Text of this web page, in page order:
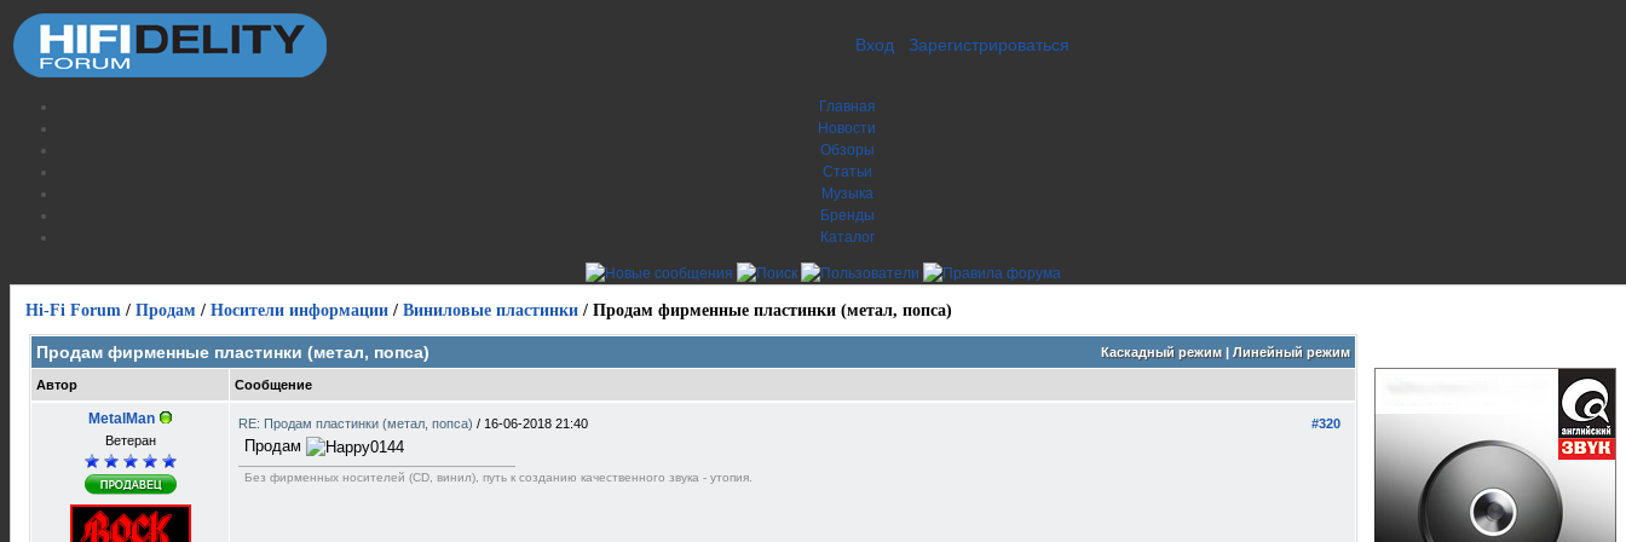
Вход Зарегистрироваться
Главная
Новости
Обзоры
Статьи
Музыка
Бренды
Каталог
Hi-Fi Forum / Продам / Носители информации / Виниловые пластинки / Продам фирменные пластинки (метал, попса)
Каскадный режим| Линейный режим
Продам фирменные пластинки (метал, попса)
Автор Сообщение
MetalMan
Ветеран
#320
RE: Продам пластинки (метал, попса) / 16-06-2018 21:40
Продам
Без фирменных носителей (CD, винил), путь к созданию качественного звука - утопия.